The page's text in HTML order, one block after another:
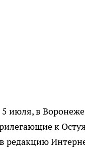
5 июля, в Воронеже
к
редакцию